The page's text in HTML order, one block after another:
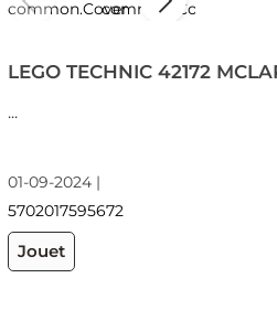
LEGO TECHNIC 42172
...
01-09-2024 |
5702017595672
Jouet